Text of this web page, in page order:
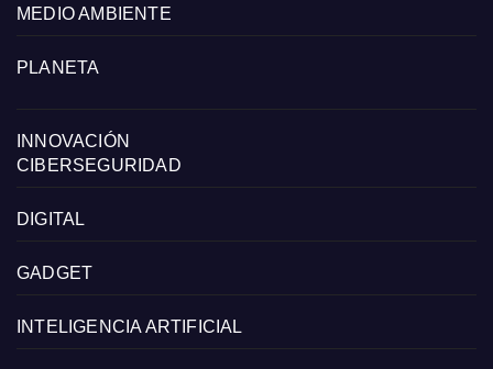
MEDIO AMBIENTE
PLANETA
INNOVACIÓN
CIBERSEGURIDAD
DIGITAL
GADGET
INTELIGENCIA ARTIFICIAL